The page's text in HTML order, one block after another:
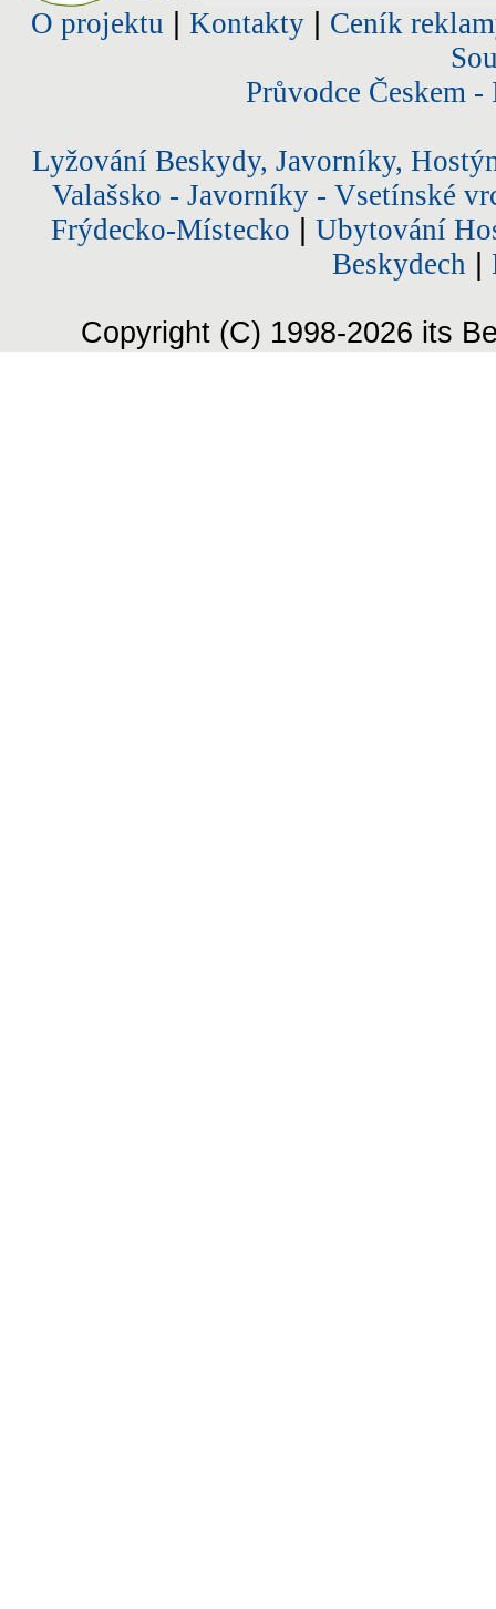
O projektu Kontakty| Ceník
Průvodce Českem
Lyžování Beskydy, Javorníky,
Valašsko - Javorníky - Vsetínské
Frýdecko-Místecko
Ubytování
Beskydech
Copyright (C) 1998-2026 its